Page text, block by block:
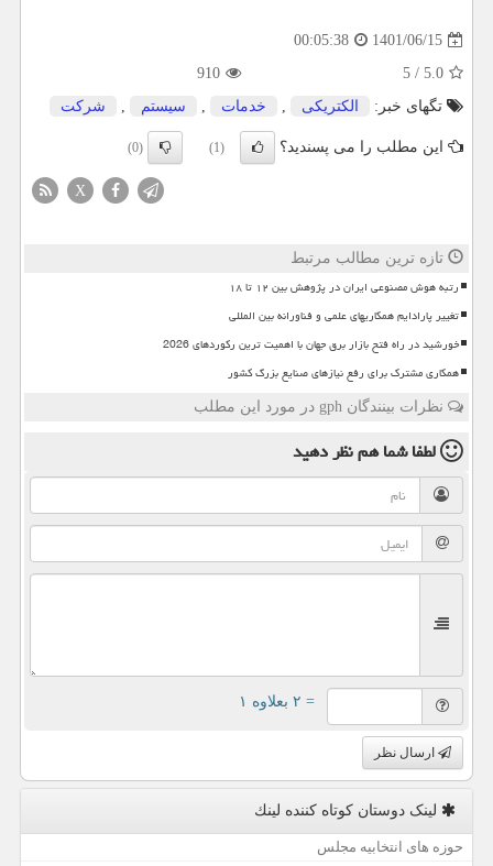
1401/06/15
00:05:38
5.0
/
5
910
تگهای خبر:
الكتریكی , خدمات , سیستم , شركت
این مطلب را می پسندید؟ (1)
(0)
X
تازه ترین مطالب مرتبط
رتبه هوش مصنوعی ایران در پژوهش بین ۱۲ تا ۱۸
تغییر پارادایم همکاریهای علمی و فناورانه بین المللی
خورشید در راه فتح بازار برق جهان با اهمیت ترین رکوردهای 2026
همکاری مشترک برای رفع نیازهای صنایع بزرگ کشور
نظرات بینندگان gph در مورد این مطلب
لطفا شما همنظر دهید
= ۲ بعلاوه ۱
ارسال نظر
لینک دوستان كوتاه كننده لینك
حوزه های انتخابیه مجلس